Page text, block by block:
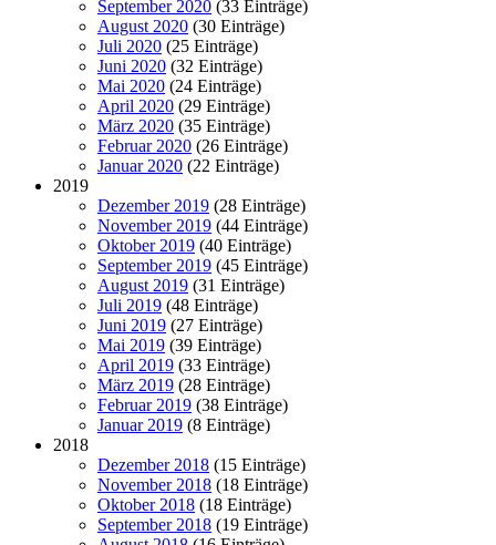
September 2020 (33 Einträge)
August 2020 (30 Einträge)
Juli 2020 (25 Einträge)
Juni 2020 (32 Einträge)
Mai 2020 (24 Einträge)
April 2020 (29 Einträge)
März 2020 (35 Einträge)
Februar 2020 (26 Einträge)
Januar 2020 (22 Einträge)
2019
Dezember 2019 (28 Einträge)
November 2019 (44 Einträge)
Oktober 2019 (40 Einträge)
September 2019 (45 Einträge)
August 2019 (31 Einträge)
Juli 2019 (48 Einträge)
Juni 2019 (27 Einträge)
Mai 2019 (39 Einträge)
April 2019 (33 Einträge)
März 2019 (28 Einträge)
Februar 2019 (38 Einträge)
Januar 2019 (8 Einträge)
2018
Dezember 2018 (15 Einträge)
November 2018 (18 Einträge)
Oktober 2018 (18 Einträge)
September 2018 (19 Einträge)